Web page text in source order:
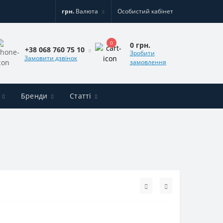
грн. Валюта Особистий кабінет
+38 068 760 75 10
Замовити дзвінок
0 0 грн.
Зробити
замовлення
Бренди Статті